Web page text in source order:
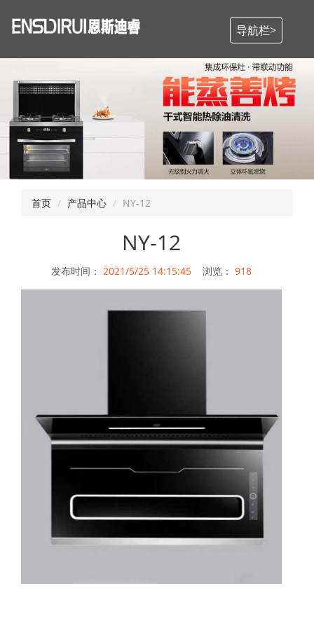
导航栏>
首页 产品中心 NY-12
NY-12
发布时间： 2021/5/25 14:15:45 浏览： 918